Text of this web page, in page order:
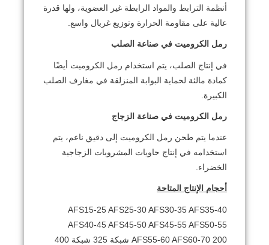
أنظمة الترابط والمواد الرابطة غير العضوية، ولها قدرة
عالية على مقاومة الحرارة وتوزيع غربال واسع.
رمل الكروميت في صناعة الصلب
في إنتاج الصلب، يتم استخدام رمل الكروميت أيضًا
كمادة مالئة لحماية البوابة المنزلقة في مغارف الصلب
الكبيرة.
رمل الكروميت في صناعة الزجاج
عندما يتم طحن رمل الكروميت إلى دقيق ناعم، يتم
استخدامه في إنتاج حاويات المشروبات الزجاجية
الخضراء.
أحجام الإنتاج المتاحة
AFS15-25 AFS25-30 AFS30-35 AFS35-40
AFS40-45 AFS45-50 AFS45-55 AFS50-55
AFS55-60 AFS60-70 200 شبكة 325 شبكة 400